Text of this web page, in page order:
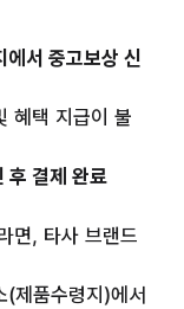
서 중고보상 신
혜택 지급이 불
후 결제 완료
면, 타사 브랜드
제품수령지)에서